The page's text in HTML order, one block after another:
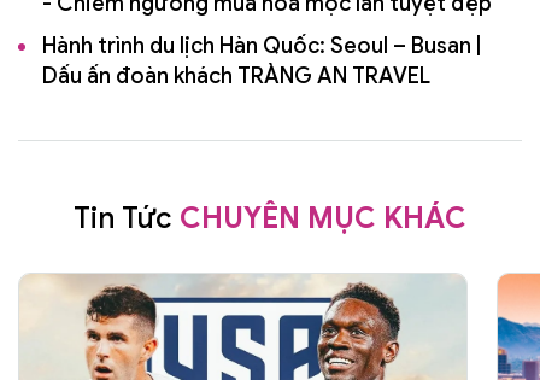
Hành trình du lịch Hàn Quốc: Seoul – Busan |
Dấu ấn đoàn khách TRÀNG AN TRAVEL
Tin Tức CHUYÊN MỤC KHÁC